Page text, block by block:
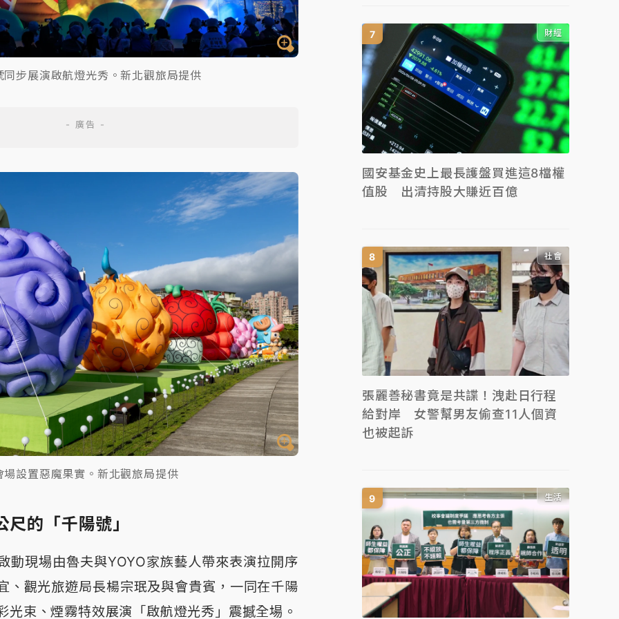
同步展演啟航燈光秀。新北觀旅局提供
場設置惡魔果實。新北觀旅局提供
的「千陽號」
動現場由魯夫與YOYO家族藝人帶來表演拉開序
、觀光旅遊局長楊宗珉及與會貴賓，一同在千陽
光束、煙霧特效展演「啟航燈光秀」震撼全場。
財經
國安基金史上最長護盤買進這8檔權
值股 出清持股大賺近百億
社會
張麗善秘書竟是共諜！洩赴日行程
給對岸 女警幫男友偷查11人個資
也被起訴
生活